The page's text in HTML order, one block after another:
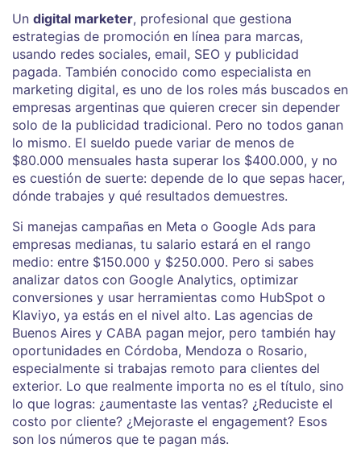
Un digital marketer, profesional que gestiona
estrategias de promoción en línea para marcas,
usando redes sociales, email, SEO y publicidad
pagada. También conocido como especialista en
marketing digital, es uno de los roles más buscados en
empresas argentinas que quieren crecer sin depender
solo de la publicidad tradicional. Pero no todos ganan
lo mismo. El sueldo puede variar de menos de
$80.000 mensuales hasta superar los $400.000, y no
es cuestión de suerte: depende de lo que sepas hacer,
dónde trabajes y qué resultados demuestres.
Si manejas campañas en Meta o Google Ads para
empresas medianas, tu salario estará en el rango
medio: entre $150.000 y $250.000. Pero si sabes
analizar datos con Google Analytics, optimizar
conversiones y usar herramientas como HubSpot o
Klaviyo, ya estás en el nivel alto. Las agencias de
Buenos Aires y CABA pagan mejor, pero también hay
oportunidades en Córdoba, Mendoza o Rosario,
especialmente si trabajas remoto para clientes del
exterior. Lo que realmente importa no es el título, sino
lo que logras: ¿aumentaste las ventas? ¿Reduciste el
costo por cliente? ¿Mejoraste el engagement? Esos
son los números que te pagan más.